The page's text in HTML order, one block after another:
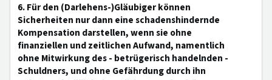
6. Für den (Darlehens-)Gläubiger können
Sicherheiten nur dann eine schadenshindernde
Kompensation darstellen, wenn sie ohne
finanziellen und zeitlichen Aufwand, namentlich
ohne Mitwirkung des - betrügerisch handelnden -
Schuldners, und ohne Gefährdung durch ihn